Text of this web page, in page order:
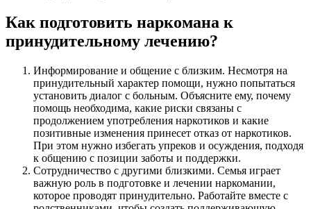
Как подготовить наркомана к
принудительному лечению?
Информирование и общение с близким. Несмотря на
принудительный характер помощи, нужно попытаться
установить диалог с больным. Объясните ему, почему
помощь необходима, какие риски связаны с
продолжением употребления наркотиков и какие
позитивные изменения принесет отказ от наркотиков.
При этом нужно избегать упреков и осуждения, подходя
к общению с позиции заботы и поддержки.
Сотрудничество с другими близкими. Семья играет
важную роль в подготовке и лечении наркомании,
которое проводят принудительно. Работайте вместе с